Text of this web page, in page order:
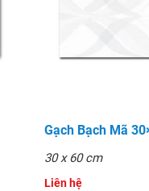
Gạch Bạch Mã
30 x 60 cm
Liên hệ